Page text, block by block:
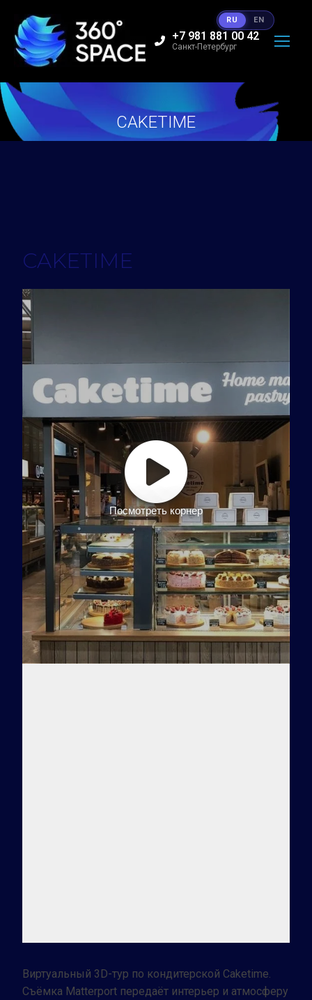
+7 981 881 00 42
Санкт-Петербург
CAKETIME
Вы здесь:
CAKETIME
Посмотреть корнер
Виртуальный 3D-тур по кондитерской Caketime.
Съёмка Matterport передаёт интерьер и атмосферу
RU EN